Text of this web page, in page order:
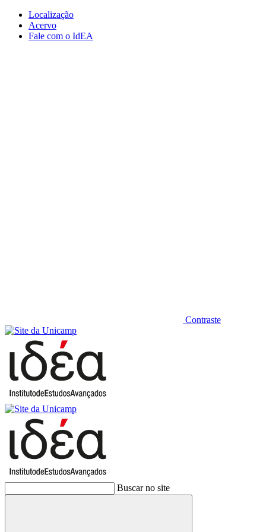
Conteúdo principal
Localização
Acervo
Fale com o IdEA
Contraste
Buscar no site